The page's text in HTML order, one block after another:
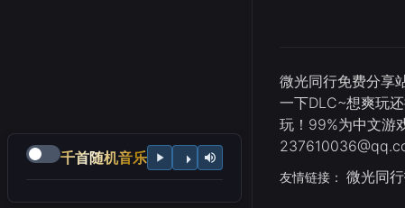
千首随机音乐
微光同行免费分享
一下DLC~想爽玩
玩！99%为中文游
友情链接： 微光同